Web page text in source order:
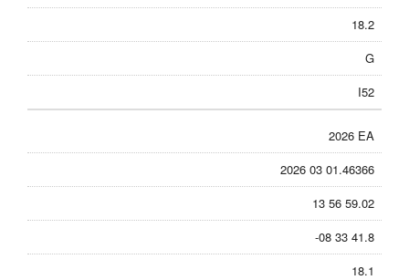
18.2
G
I52
2026 EA
2026 03 01.46366
13 56 59.02
-08 33 41.8
18.1